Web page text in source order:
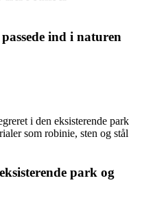
ind i naturen
i den eksisterende park
som robinie, sten og stål
park og